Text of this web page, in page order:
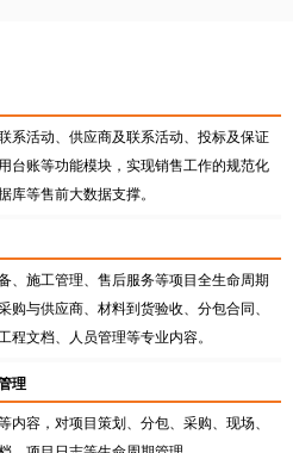
系活动、供应商及联系活动、投标及保证
台账等功能模块，实现销售工作的规范化
库等售前大数据支撑。
、施工管理、售后服务等项目全生命周期
购与供应商、材料到货验收、分包合同、
程文档、人员管理等专业内容。
理
内容，对项目策划、分包、采购、现场、